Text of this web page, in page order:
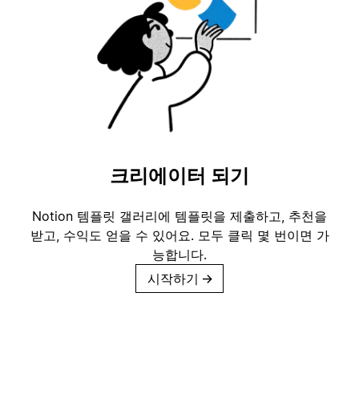
크리에이터 되기
Notion 템플릿 갤러리에 템플릿을 제출하고, 추천을
받고, 수익도 얻을 수 있어요. 모두 클릭 몇 번이면 가
능합니다.
시작하기 →